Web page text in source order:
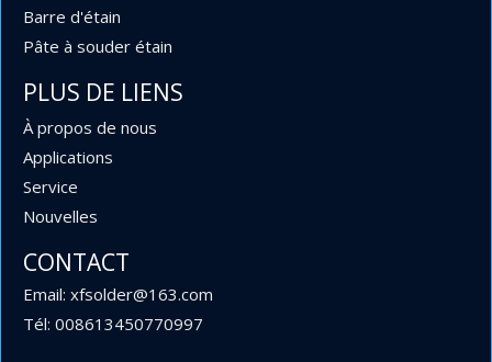
plomb en rouleaux de 454 g, 227 g et 100 g pour
l'électronique
Barre d'étain
Pâte à souder étain
PLUS DE LIENS
À propos de nous
Applications
Service
Nouvelles
CONTACT
Email: xfsolder@163.com
Tél: 008613450770997